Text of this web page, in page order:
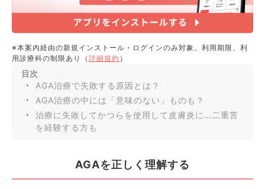
※本案内経由の新規インストール・ログインのみ対象。利用期限、利
用診療科の制限あり（ 詳細規約 ）
目次
AGA治療で失敗する原因とは？
AGA治療の中には「意味のない」ものも？
治療に失敗してかつらを使用して皮膚炎に…二重苦
を経験する方も
AGAを正しく理解する